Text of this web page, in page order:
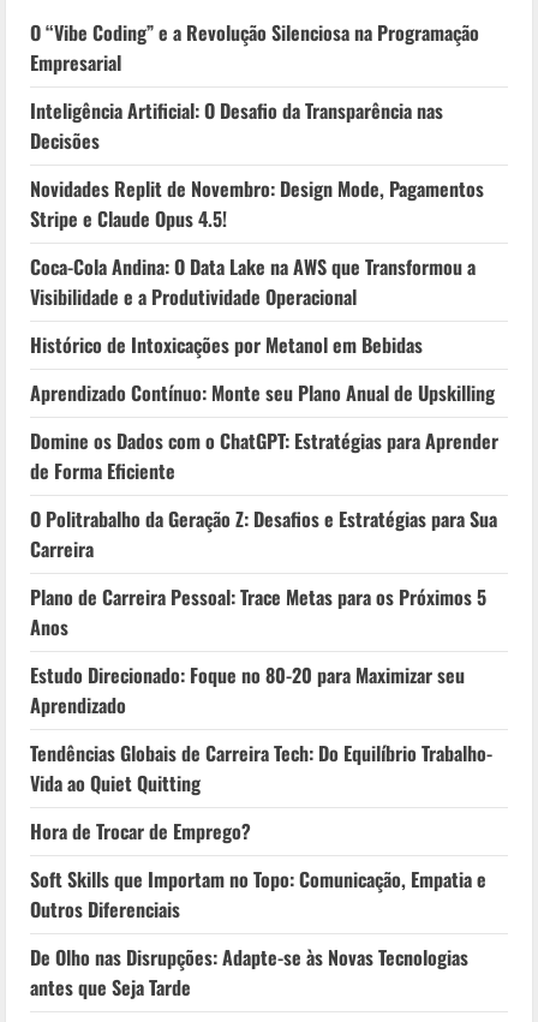
O “Vibe Coding” e a Revolução Silenciosa na Programação
Empresarial
Inteligência Artificial: O Desafio da Transparência nas
Decisões
Novidades Replit de Novembro: Design Mode, Pagamentos
Stripe e Claude Opus 4.5!
Coca-Cola Andina: O Data Lake na AWS que Transformou a
Visibilidade e a Produtividade Operacional
Histórico de Intoxicações por Metanol em Bebidas
Aprendizado Contínuo: Monte seu Plano Anual de Upskilling
Domine os Dados com o ChatGPT: Estratégias para Aprender
de Forma Eficiente
O Politrabalho da Geração Z: Desafios e Estratégias para Sua
Carreira
Plano de Carreira Pessoal: Trace Metas para os Próximos 5
Anos
Estudo Direcionado: Foque no 80-20 para Maximizar seu
Aprendizado
Tendências Globais de Carreira Tech: Do Equilíbrio Trabalho-
Vida ao Quiet Quitting
Hora de Trocar de Emprego?
Soft Skills que Importam no Topo: Comunicação, Empatia e
Outros Diferenciais
De Olho nas Disrupções: Adapte-se às Novas Tecnologias
antes que Seja Tarde